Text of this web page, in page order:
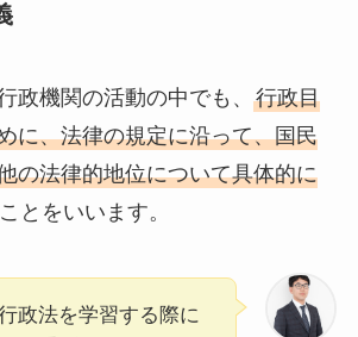
政機関の活動の中でも、 行政目
に、法律の規定に沿って、国民
の法律的地位について具体的に
とをいいます。
政法を学習する際に